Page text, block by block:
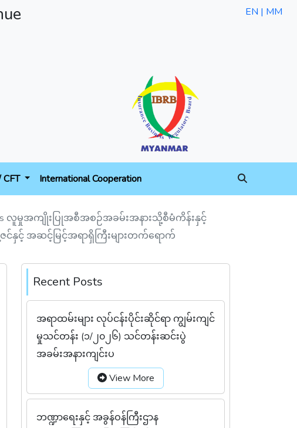
EN | MM
International Cooperation
လူမှုအကျိုးပြုအစီအစဉ်အခမ်းအနားသို့စီမံကိန်းနှင့်
ဇင်နှင့် အဆင့်မြင့်အရာရှိကြီးများတက်ရောက်
Recent Posts
အရာထမ်းများ လုပ်ငန်းပိုင်းဆိုင်ရာ ကျွမ်းကျင်
မှုသင်တန်း (၁/၂၀၂၆) သင်တန်းဆင်းပွဲ
အခမ်းအနားကျင်းပ
View More
ဘဏ္ဍာရေးနှင့် အခွန်ဝန်ကြီးဌာန